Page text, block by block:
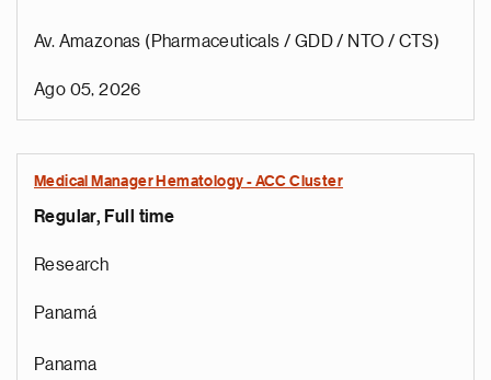
Av. Amazonas (Pharmaceuticals / GDD / NTO / CTS)
Ago 05, 2026
Medical Manager Hematology - ACC Cluster
Regular, Full time
Research
Panamá
Panama